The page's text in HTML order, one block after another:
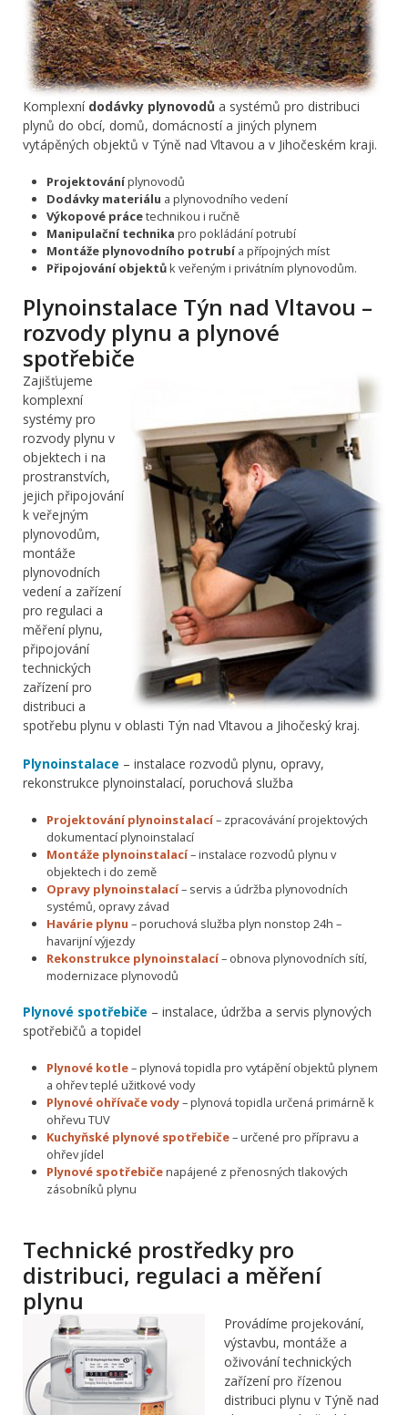
Komplexní dodávky plynovodů a systémů pro distribuci
plynů do obcí, domů, domácností a jiných plynem
vytápěných objektů v Týně nad Vltavou a v Jihočeském kraji.
Projektováníplynovodů
Dodávky materiálu a plynovodního vedení
Výkopové prácetechnikou i ručně
Manipulační technika pro pokládání potrubí
Montáže plynovodního potrubía přípojných míst
Připojování objektůk veřeným i privátním plynovodům.
Plynoinstalace Týn nad Vltavou –
rozvody plynu a plynové
spotřebiče
Zajišťujeme
komplexní
systémy pro
rozvody plynu v
objektech i na
prostranstvích,
jejich připojování
k veřejným
plynovodům,
montáže
plynovodních
vedení a zařízení
pro regulaci a
měření plynu,
připojování
technických
zařízení pro
distribuci a
spotřebu plynu v oblasti Týn nad Vltavou a Jihočeský kraj.
Plynoinstalace – instalace rozvodů plynu, opravy,
rekonstrukce plynoinstalací, poruchová služba
Projektování plynoinstalací– zpracovávání projektových
dokumentací plynoinstalací
Montáže plynoinstalací– instalace rozvodů plynu v
objektech i do země
Opravy plynoinstalací– servis a údržba plynovodních
systémů, opravy závad
Havárie plynu – poruchová služba plyn nonstop 24h –
havarijní výjezdy
Rekonstrukce plynoinstalací– obnova plynovodních sítí,
modernizace plynovodů
Plynové spotřebiče – instalace, údržba a servis plynových
spotřebičů a topidel
Plynové kotle– plynová topidla pro vytápění objektů plynem
a ohřev teplé užitkové vody
Plynové ohřívače vody– plynová topidla určená primárně k
ohřevu TUV
Kuchyňské plynové spotřebiče– určené pro přípravu a
ohřev jídel
Plynové spotřebičenapájené z přenosných tlakových
zásobníků plynu
Technické prostředky pro
distribuci, regulaci a měření
plynu
Provádíme projekování,
výstavbu, montáže a
oživování technických
zařízení pro řízenou
distribuci plynu v Týně nad